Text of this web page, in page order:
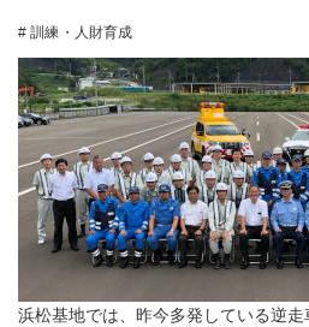
# 訓練・人財育成
浜松基地では、昨今多発している逆